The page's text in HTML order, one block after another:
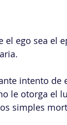
el ego sea el
intento
le otorga el
simples